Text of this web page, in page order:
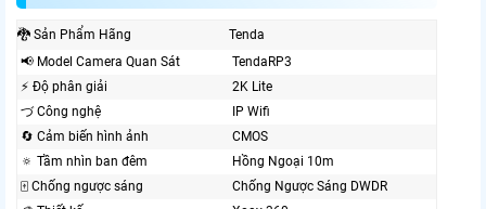
🐉️ Sản Phẩm Hãng
Tenda
📢 Model Camera Quan Sát
TendaRP3
️⚡ Độ phân giải
2K Lite
づ Công nghệ
IP Wifi
🔄 Cảm biến hình ảnh
CMOS
🔅 Tầm nhìn ban đêm
Hồng Ngoại 10m
🀄 Chống ngược sáng
Chống Ngược Sáng DWDR